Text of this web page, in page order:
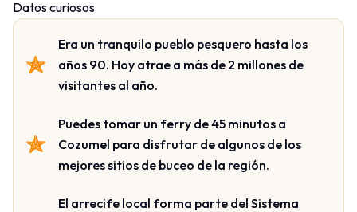
Datos curiosos
Era un tranquilo pueblo pesquero hasta los
años 90. Hoy atrae a más de 2 millones de
visitantes al año.
Puedes tomar un ferry de 45 minutos a
Cozumel para disfrutar de algunos de los
mejores sitios de buceo de la región.
El arrecife local forma parte del Sistema